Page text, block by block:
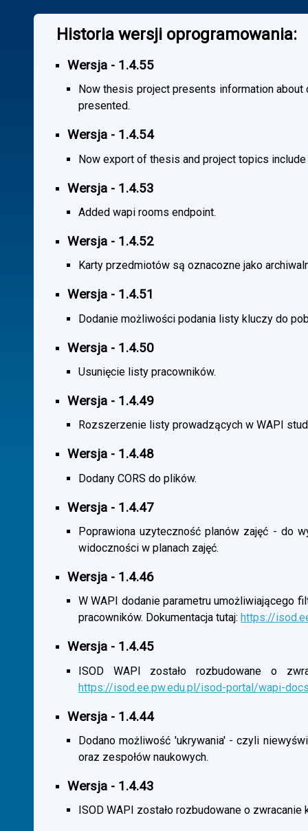
Historia wersji oprogramowania:
Wersja - 1.4.55
Now thesis project presents information
presented.
Wersja - 1.4.54
Now export of thesis and project topics
Wersja - 1.4.53
Added wapi rooms endpoint.
Wersja - 1.4.52
Karty przedmiotów są oznacozne jako
Wersja - 1.4.51
Dodanie możliwości podania listy kluczy do
Wersja - 1.4.50
Usunięcie listy pracowników.
Wersja - 1.4.49
Rozszerzenie listy prowadzących w WAPI
Wersja - 1.4.48
Dodany CORS do plików.
Wersja - 1.4.47
Poprawiona uzyteczność planów zajęć - do
widoczności w planach zajęć.
Wersja - 1.4.46
W WAPI dodanie parametru umożliwiającego
pracowników. Dokumentacja tutaj: https://
Wersja - 1.4.45
ISOD WAPI zostało rozbudowane o
https://isod.ee.pw.edu.pl/isod-portal/wapi-
Wersja - 1.4.44
Dodano możliwość 'ukrywania' - czyli
oraz zespołów naukowych.
Wersja - 1.4.43
ISOD WAPI zostało rozbudowane o